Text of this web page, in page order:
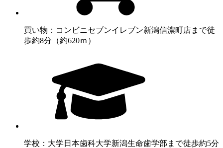
買い物：コンビニセブンイレブン新潟信濃町店まで徒
歩約8分（約620ｍ）
学校：大学 日本歯科大学新潟生命歯学部まで徒歩約5分